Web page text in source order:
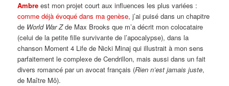
Ambreest mon projet court aux influences les plus variées :
comme déjà évoqué dans ma genèse, j’ai puisé dans un chapitre
de World War Zde Max Brooks que m’a décrit mon colocataire
(celui de la petite fille survivante de l’apocalypse), dans la
chanson Moment 4 Life de Nicki Minaj qui illustrait à mon sens
parfaitement le complexe de Cendrillon, mais aussi dans un fait
divers romancé par un avocat français (Rien n’est jamais juste,
de Maître Mô).